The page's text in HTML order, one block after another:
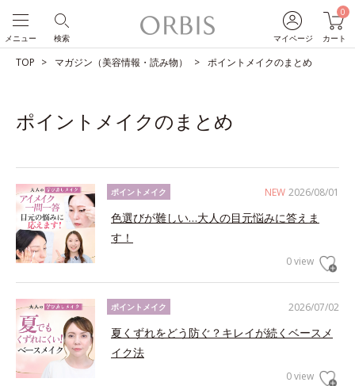
マイページ
0
カート
検索
メニュー
TOP マガジン（美容情報・読み物） ポイントメイクのまとめ
ポイントメイクのまとめ
NEW 2026/08/01
ポイントメイク
色選びが難しい…大人の目元悩みに答えま
す！
0 view
2026/07/02
ポイントメイク
夏くずれをどう防ぐ？キレイが続くベースメ
イク法
0 view